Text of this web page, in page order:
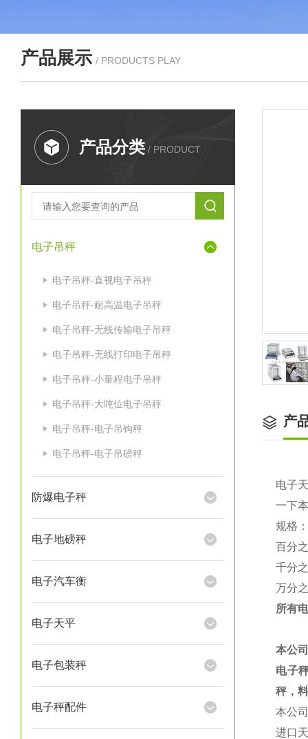
产品展示 / PRODUCTS PLAY
产品分类 / PRODUCT
电子吊秤
电子吊秤-直视电子吊秤
电子吊秤-耐高温电子吊秤
电子吊秤-无线传输电子吊秤
电子吊秤-无线打印电子吊秤
电子吊秤-小量程电子吊秤
电子吊秤-大吨位电子吊秤
电子吊秤-电子吊钩秤
电子吊秤-电子吊磅秤
防爆电子秤
电子地磅秤
电子汽车衡
电子天平
电子包装秤
电子秤配件
产
电子
一下
规格
百分
千分
万分
所有
本公
电子
秤，
本公
进口